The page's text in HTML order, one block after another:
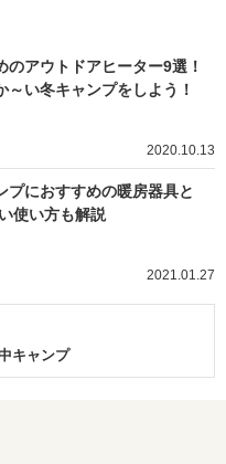
のアウトドアヒーター9選！
～い冬キャンプをしよう！
2020.10.13
プにおすすめの暖房器具と
使い方も解説
2021.01.27
キャンプ